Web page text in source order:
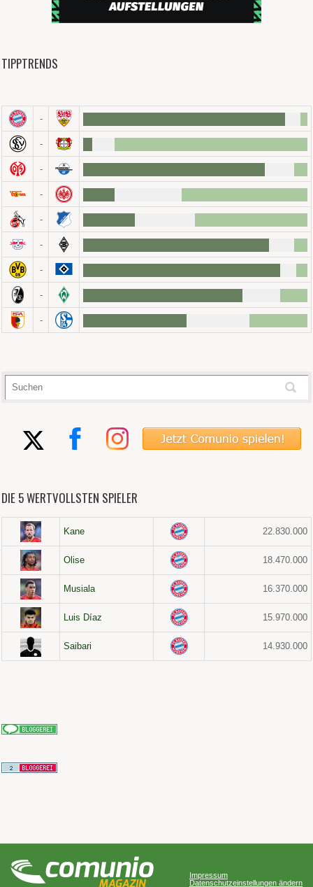
TIPPTRENDS
-
-
-
-
-
-
-
-
-
DIE 5 WERTVOLLSTEN SPIELER
Kane 22.830.000
Olise 18.470.000
Musiala 16.370.000
Luis Díaz 15.970.000
Saibari 14.930.000
Impressum
Datenschutzeinstellungen ändern